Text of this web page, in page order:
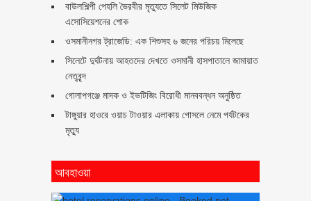
বাউলশিল্পী পেহলি ভৈরবীর মৃত্যুতে সিলেট মিউজিক
এসোসিয়েশনের শোক
ওসমানীনগর ট্রাজেডি: এক শিশুসহ ৬ জনের পরিচয় মিলেছে
সিলেটে দুর্ঘটনায় আহতদের দেখতে ওসমানী হাসপাতালে জামায়াত
নেতৃবৃন্দ
গোলাপগঞ্জে মাদক ও ইভটিজিং বিরোধী মানববন্ধন অনুষ্ঠিত
টাঙ্গুয়ার হাওরে ওয়াচ টাওয়ার এলাকায় গোসলে নেমে পর্যটকের
মৃত্যু
আবহাওয়া